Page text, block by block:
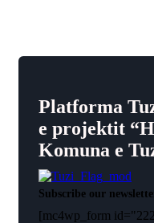
Platforma
e projektit
Komuna e
Subscribe our
[mc4wp_form